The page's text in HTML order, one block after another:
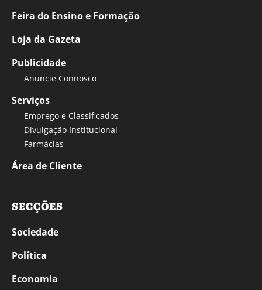
Feira do Ensino e Formação
Loja da Gazeta
Publicidade
Anuncie Connosco
Serviços
Emprego e Classificados
Divulgação Institucional
Farmácias
Área de Cliente
SECÇÕES
Sociedade
Política
Economia